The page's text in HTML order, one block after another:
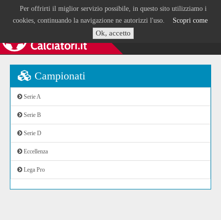
Per offrirti il miglior servizio possibile, in questo sito utilizziamo i
cookies, continuando la navigazione ne autorizzi l'uso. Scopri come
Ok, accetto
Campionati
Serie A
Serie B
Serie D
Eccellenza
Lega Pro